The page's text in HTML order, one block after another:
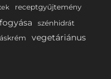
receptgyűjtemény
szénhidrát
vegetáriánus